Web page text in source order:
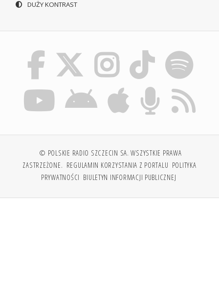
DUŻY KONTRAST
© POLSKIE RADIO SZCZECIN SA. WSZYSTKIE PRAWA
ZASTRZEŻONE. REGULAMIN KORZYSTANIA Z PORTALU POLITYKA
PRYWATNOŚCI BIULETYN INFORMACJI PUBLICZNEJ